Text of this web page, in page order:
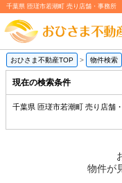
千葉県 匝瑳市若潮町 売り店舗・事務所
おひさま不動産TOP > 物件検索
現在の検索条件
千葉県 匝瑳市若潮町 売り店舗
物件が